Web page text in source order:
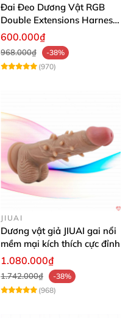
Đai Đeo Dương Vật RGB
Double Extensions Harness
Hấp Dẫn Đầy Cảm Xúc
600.000₫
968.000₫
-38%
(970)
JIUAI
Dương vật giả JIUAI gai nổi
mềm mại kích thích cực đỉnh
1.080.000₫
1.742.000₫
-38%
(968)